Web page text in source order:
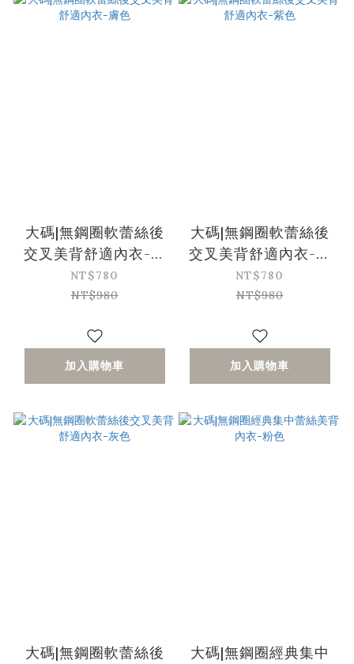
大碼|無鋼圈軟蕾絲後
交叉美背舒適內衣-膚
色
NT$780
NT$980
加入購物車
大碼|無鋼圈軟蕾絲後
交叉美背舒適內衣-紫
色
NT$780
NT$980
加入購物車
大碼|無鋼圈軟蕾絲後
大碼|無鋼圈經典集中